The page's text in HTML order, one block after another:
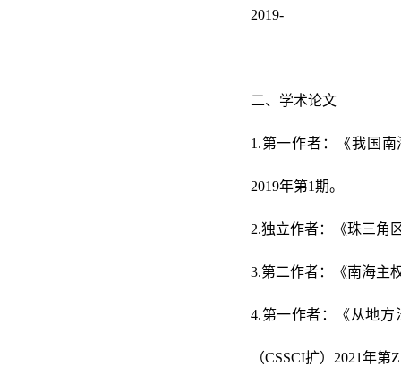
2019-
二、学术论文
1.第一作者：《我国
2019年第1期。
2.独立作者：《珠三角
3.第二作者：《南海主
4.第一作者：《从地
（CSSCI扩）2021年第